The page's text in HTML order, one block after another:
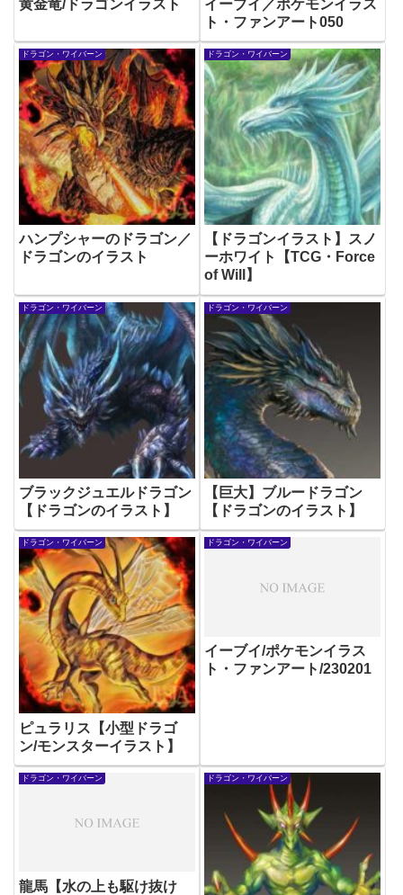
黄金竜/ドラゴンイラスト
イーブイ／ポケモンイラス
ト・ファンアート050
ドラゴン・ワイバーン
ハンプシャーのドラゴン／
ドラゴンのイラスト
ドラゴン・ワイバーン
【ドラゴンイラスト】スノ
ーホワイト【TCG・Force
of Will】
ドラゴン・ワイバーン
ブラックジュエルドラゴン
【ドラゴンのイラスト】
ドラゴン・ワイバーン
【巨大】ブルードラゴン
【ドラゴンのイラスト】
ドラゴン・ワイバーン
ピュラリス【小型ドラゴ
ン/モンスターイラスト】
ドラゴン・ワイバーン
イーブイ/ポケモンイラス
ト・ファンアート/230201
ドラゴン・ワイバーン
龍馬【水の上も駆け抜け
ドラゴン・ワイバーン